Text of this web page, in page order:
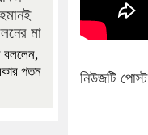
নিউজটি
বললেন,
পতন